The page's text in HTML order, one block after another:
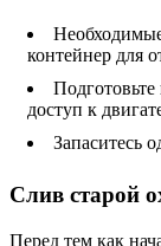
контейнер для
Подготовьте
доступ к
Запаситесь
Слив старой
Перед тем как